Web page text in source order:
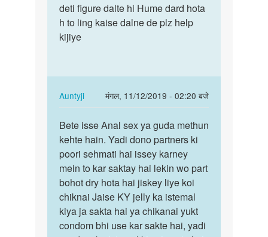
aunty
ji
by
anniruddh
pati
mera
gand
deti figure dalte hi Hume dard hota
h to ling kaise dalne de plz help
kijiye
Auntyji
मंगल, 11/12/2019 - 02:20 बजे
In
reply
to
Aunty
mere
pati
mera
gand
me…
by
Bete
isse
Anal
sex
ya
guda…
Bete isse Anal sex ya guda methun
kehte hain. Yadi dono partners ki
poori sehmati hai issey karney
mein to kar saktay hai lekin wo part
bohot dry hota hai jiskey liye koi
chiknai Jaise KY jelly ka istemal
kiya ja sakta hai ya chikanai yukt
condom bhi use kar sakte hai, yadi